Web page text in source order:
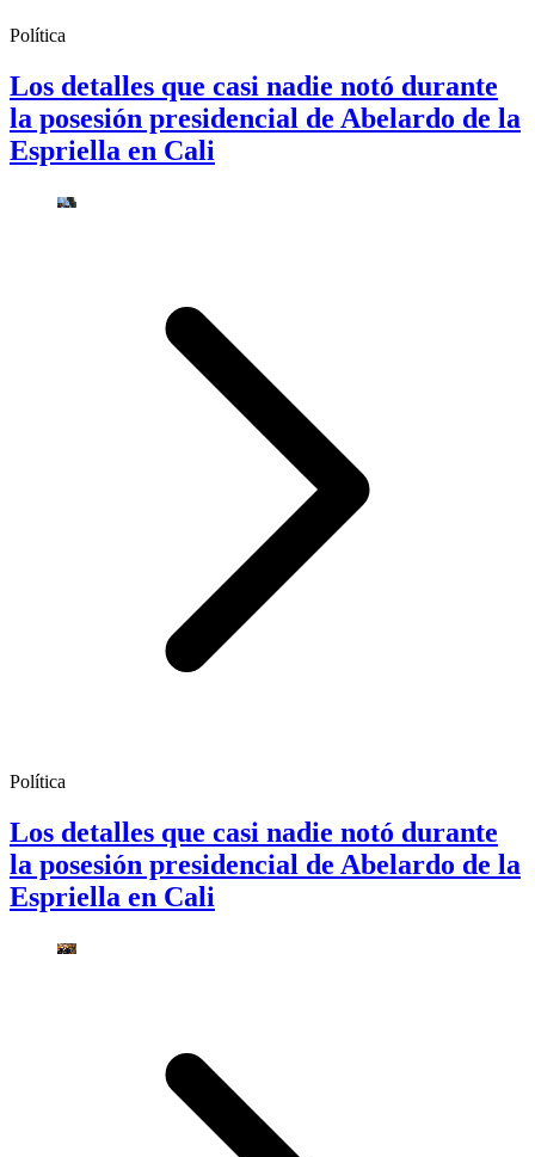
Política
Los detalles que casi nadie notó durante
la posesión presidencial de Abelardo de la
Espriella en Cali
Política
Los detalles que casi nadie notó durante
la posesión presidencial de Abelardo de la
Espriella en Cali